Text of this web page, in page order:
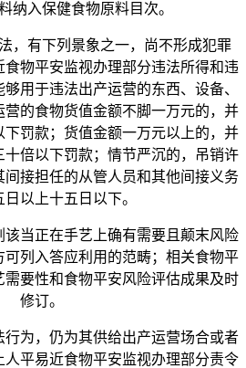
纳入保健食物原料目次。
有下列景象之一，尚不形成犯罪
物平安监视办理部分违法所得和违
用于违法出产运营的东西、设备、
的食物货值金额不脚一万元的，并
罚款；货值金额一万元以上的，并
倍以下罚款；情节严沉的，吊销许
接担任的从管人员和其他间接义务
日以上十五日以下。
当正在手艺上确有需要且颠末风险
列入答应利用的范畴；相关食物平
要性和食物平安风险评估成果及时
修订。
为，仍为其供给出产运营场合或者
平易近食物平安监视办理部分责令